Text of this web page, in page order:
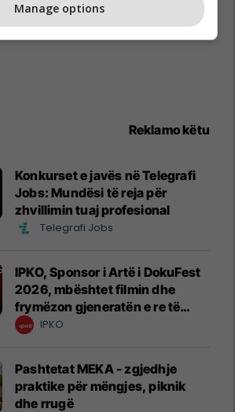
Reklamo këtu
Konkurset e javës në Telegrafi
Jobs: Mundësi të reja për
zhvillimin tuaj profesional
Telegrafi Jobs
IPKO, Sponsor i Artë i DokuFest
2026, mbështet filmin dhe
frymëzon gjeneratën e re të
krijuesve
IPKO
Pashtetat MEKA - zgjedhje
praktike për mëngjes, piknik
dhe rrugë
Manage options